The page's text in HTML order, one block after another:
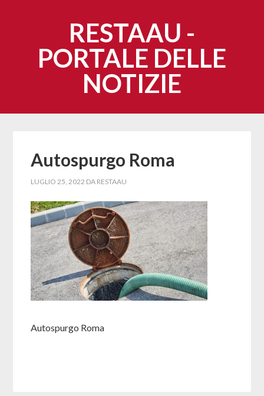
RESTAAU -
PORTALE DELLE
NOTIZIE
Autospurgo Roma
LUGLIO 25, 2022 DA RESTAAU
Autospurgo Roma